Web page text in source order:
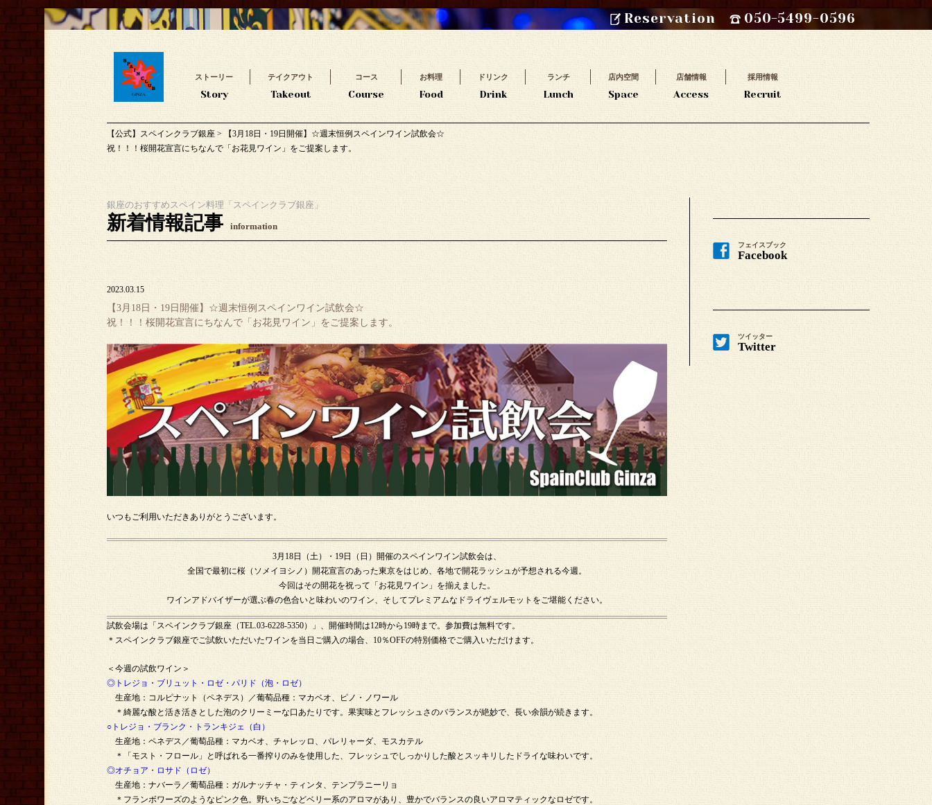
Reservation 050-5499-0596
ストーリー
Story
テイクアウト
Takeout
コース
Course
お料理
Food
ドリンク
Drink
ランチ
Lunch
店内空間
Space
店舗情報
Access
採用情報
Recruit
【公式】スペインクラブ銀座 >
【3月18日・19日開催】☆週末恒例スペインワイン試飲会☆
祝！！！桜開花宣言にちなんで「お花見ワイン」をご提案します。
銀座のおすすめスペイン料理「スペインクラブ銀座」
新着情報記事 information
2023.03.15
【3月18日・19日開催】☆週末恒例スペインワイン試飲会☆
祝！！！桜開花宣言にちなんで「お花見ワイン」をご提案します。
いつもご利用いただきありがとうございます。
3月18日（土）・19日（日）開催のスペインワイン試飲会は、
全国で最初に桜（ソメイヨシノ）開花宣言のあった東京をはじめ、各地で開花ラッシュが予想される今週。
今回はその開花を祝って「お花見ワイン」を揃えました。
ワインアドバイザーが選ぶ春の色合いと味わいのワイン、そしてプレミアムなドライヴェルモットをご堪能ください。
試飲会場は「スペインクラブ銀座（TEL.03-6228-5350）」、開催時間は12時から19時まで。参加費は無料です。
＊スペインクラブ銀座でご試飲いただいたワインを当日ご購入の場合、10％OFFの特別価格でご購入いただけます。
＜今週の試飲ワイン＞
◎トレジョ・ブリュット・ロゼ・パリド（泡・ロゼ）
生産地：コルピナット（ペネデス）／葡萄品種：マカベオ、ピノ・ノワール
＊綺麗な酸と活き活きとした泡のクリーミーな口あたりです。果実味とフレッシュさのバランスが絶妙で、長い余韻が続きます。
○トレジョ・ブランク・トランキジェ（白）
生産地：ペネデス／葡萄品種：マカベオ、チャレッロ、パレリャーダ、モスカテル
＊「モスト・フロール」と呼ばれる一番搾りのみを使用した、フレッシュでしっかりした酸とスッキリしたドライな味わいです。
◎オチョア・ロサド（ロゼ）
生産地：ナバーラ／葡萄品種：ガルナッチャ・ティンタ、テンプラニーリョ
＊フランボワーズのようなピンク色。野いちごなどベリー系のアロマがあり、豊かでバランスの良いアロマティックなロゼです。
フェイスブック
Facebook
ツイッター
Twitter